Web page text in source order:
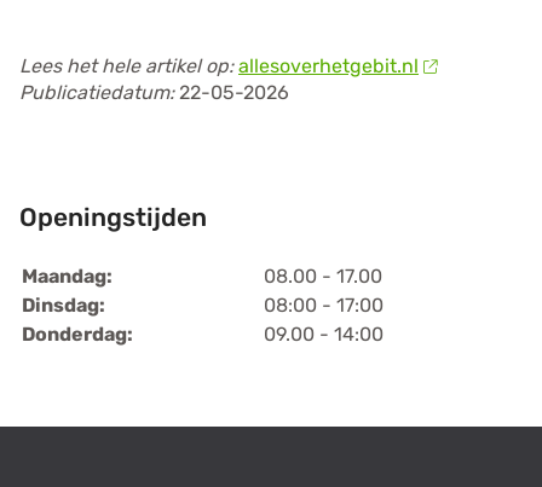
Lees het hele artikel op: allesoverhetgebit.nl
Publicatiedatum:22-05-2026
Openingstijden
Maandag:
08.00 - 17.00
Dinsdag:
08:00 - 17:00
Donderdag:
09.00 - 14:00